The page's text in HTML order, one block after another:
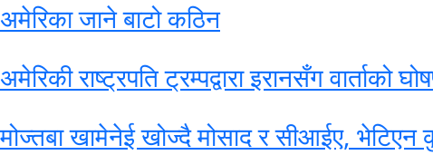
अमेरिका जाने बाटो कठिन
अमेरिकी राष्ट्रपति ट्रम्पद्वारा इरानसँग वार्ताको
मोज्तबा खामेनेई खोज्दै मोसाद र सीआईए,